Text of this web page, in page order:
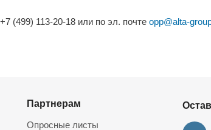
+7 (499) 113-20-18 или по эл. почте opp@alta-
Партнерам
Опросные листы